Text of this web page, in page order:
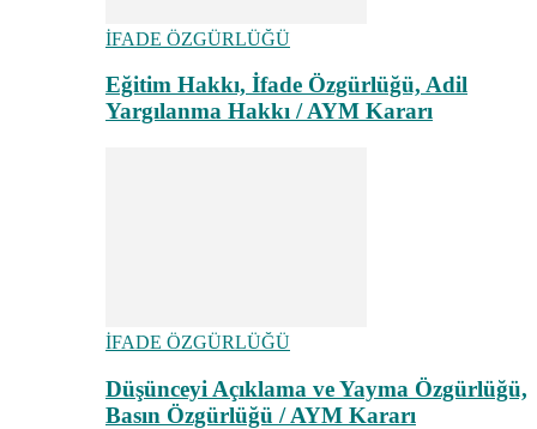
İFADE ÖZGÜRLÜĞÜ
Eğitim Hakkı, İfade Özgürlüğü, Adil
Yargılanma Hakkı / AYM Kararı
İFADE ÖZGÜRLÜĞÜ
Düşünceyi Açıklama ve Yayma Özgürlüğü,
Basın Özgürlüğü / AYM Kararı